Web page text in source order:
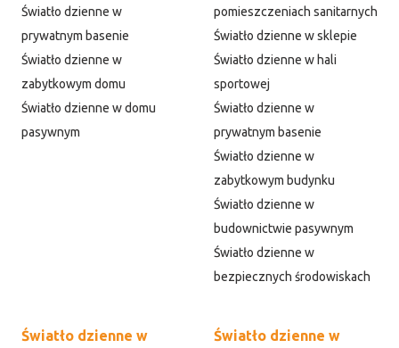
Światło dzienne w
prywatnym basenie
Światło dzienne w
zabytkowym domu
Światło dzienne w domu
pasywnym
pomieszczeniach sanitarnych
Światło dzienne w sklepie
Światło dzienne w hali
sportowej
Światło dzienne w
prywatnym basenie
Światło dzienne w
zabytkowym budynku
Światło dzienne w
budownictwie pasywnym
Światło dzienne w
bezpiecznych środowiskach
Światło dzienne w
Światło dzienne w